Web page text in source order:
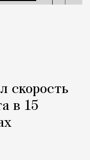
скорость
в 15